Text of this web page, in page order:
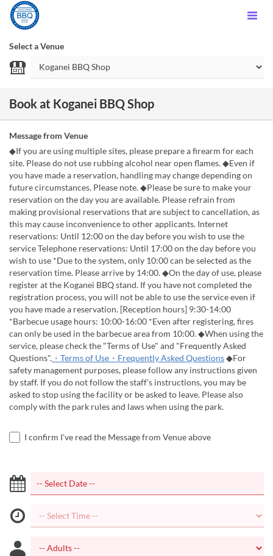
Select a Venue
Book at Koganei BBQ Shop
Message from Venue
◆If you are using multiple sites, please prepare a firearm for each
site. Please do not use rubbing alcohol near open flames. ◆Even if
you have made a reservation, handling may change depending on
future circumstances. Please note. ◆Please be sure to make your
reservation on the day you are available. Please refrain from
making provisional reservations that are subject to cancellation, as
this may cause inconvenience to other applicants. Internet
reservations: Until 12:00 on the day before you wish to use the
service Telephone reservations: Until 17:00 on the day before you
wish to use *Due to the system, only 10:00 can be selected as the
reservation time. Please arrive by 14:00. ◆On the day of use, please
register at the Koganei BBQ stand. If you have not completed the
registration process, you will not be able to use the service even if
you have made a reservation. [Reception hours] 9:30-14:00
*Barbecue usage hours: 10:00-16:00 *Even after registering, fires
can only be used in the barbecue area from 10:00. ◆When using the
service, please check the "Terms of Use" and "Frequently Asked
Questions". ・Terms of Use ・Frequently Asked Questions◆For
safety management purposes, please follow any instructions given
by staff. If you do not follow the staff's instructions, you may be
asked to stop using the facility or be asked to leave. Please also
comply with the park rules and laws when using the park.
I confirm I've read the Message from Venue above